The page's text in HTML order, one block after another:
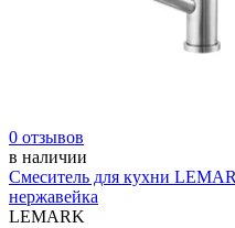
0 отзывов
в наличии
Смеситель для кухни
нержавейка
LEMARK